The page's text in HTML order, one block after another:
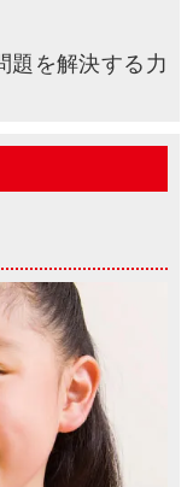
題を解決する力